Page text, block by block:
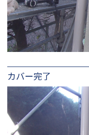
カバー完了